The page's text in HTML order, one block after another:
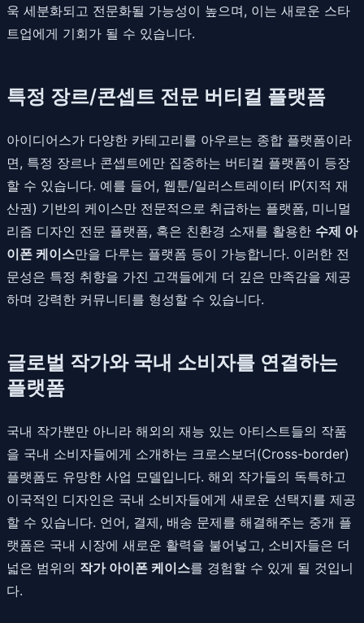
욱 세분화되고 전문화될 가능성이 높으며, 이는 새로운 스타
트업에게 기회가 될 수 있습니다.
특정 장르/콘셉트 전문 버티컬 플랫폼
아이디어스가 다양한 카테고리를 아우르는 종합 플랫폼이라
면, 특정 장르나 콘셉트에만 집중하는 버티컬 플랫폼이 등장
할 수 있습니다. 예를 들어, 웹툰/일러스트레이터 IP(지적 재
산권) 기반의 케이스만 전문적으로 취급하는 플랫폼, 미니멀
리즘 디자인 전문 플랫폼, 혹은 친환경 소재를 활용한 수제 아
이폰 케이스만을 다루는 플랫폼 등이 가능합니다. 이러한 전
문성은 특정 취향을 가진 고객들에게 더 깊은 만족감을 제공
하며 강력한 커뮤니티를 형성할 수 있습니다.
글로벌 작가와 국내 소비자를 연결하는
플랫폼
국내 작가뿐만 아니라 해외의 재능 있는 아티스트들의 작품
을 국내 소비자들에게 소개하는 크로스보더(Cross-border)
플랫폼도 유망한 사업 모델입니다. 해외 작가들의 독특하고
이국적인 디자인은 국내 소비자들에게 새로운 선택지를 제공
할 수 있습니다. 언어, 결제, 배송 문제를 해결해주는 중개 플
랫폼은 국내 시장에 새로운 활력을 불어넣고, 소비자들은 더
넓은 범위의 작가 아이폰 케이스를 경험할 수 있게 될 것입니
다.